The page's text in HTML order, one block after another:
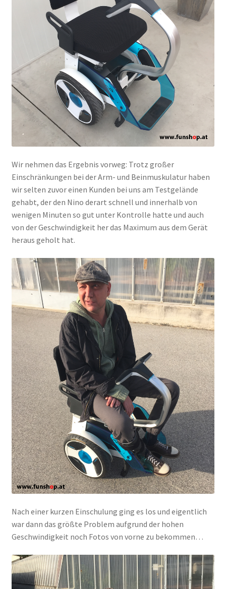
Wir nehmen das Ergebnis vorweg: Trotz großer
Einschränkungen bei der Arm- und Beinmuskulatur haben
wir selten zuvor einen Kunden bei uns am Testgelände
gehabt, der den Nino derart schnell und innerhalb von
wenigen Minuten so gut unter Kontrolle hatte und auch
von der Geschwindigkeit her das Maximum aus dem Gerät
heraus geholt hat.
Nach einer kurzen Einschulung ging es los und eigentlich
war dann das größte Problem aufgrund der hohen
Geschwindigkeit noch Fotos von vorne zu bekommen…